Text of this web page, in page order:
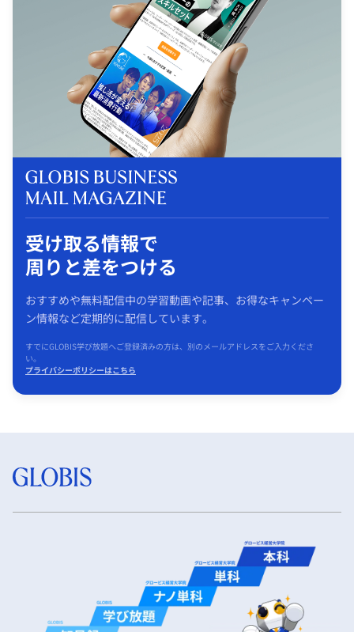
受け取る情報で
周りと差をつける
おすすめや無料配信中の学習動画や記事、お得なキャンペー
ン情報など定期的に配信しています。
すでにGLOBIS学び放題へご登録済みの方は、別のメールアドレスをご入力くださ
い。
プライバシーポリシーはこちら